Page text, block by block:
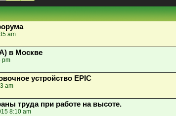
am
в Москве
pm
устройство EPIC
am
труда при работе на высоте.
8:10 am